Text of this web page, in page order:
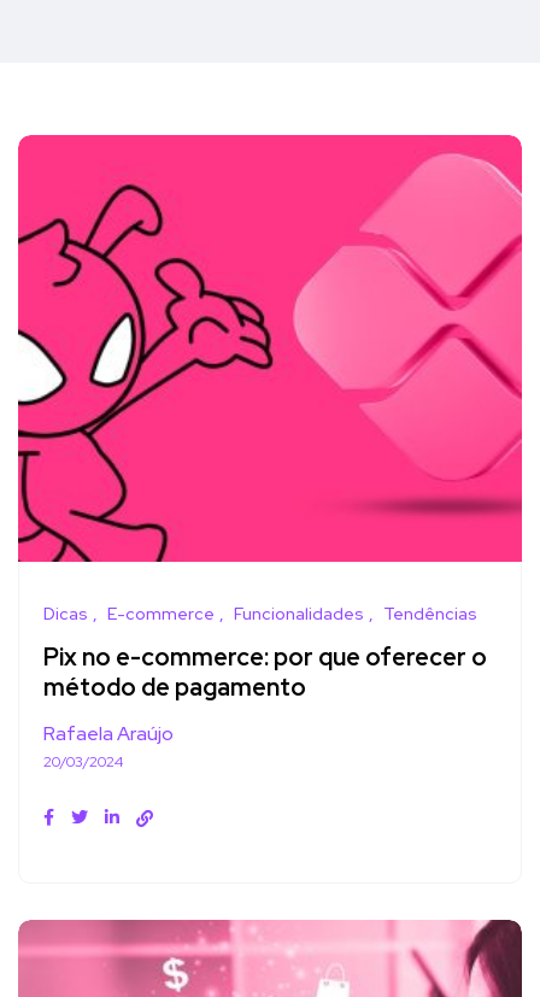
Dicas E-commerce Funcionalidades Tendências
Pix no e-commerce: por que oferecer o
método de pagamento
Rafaela Araújo
20/03/2024